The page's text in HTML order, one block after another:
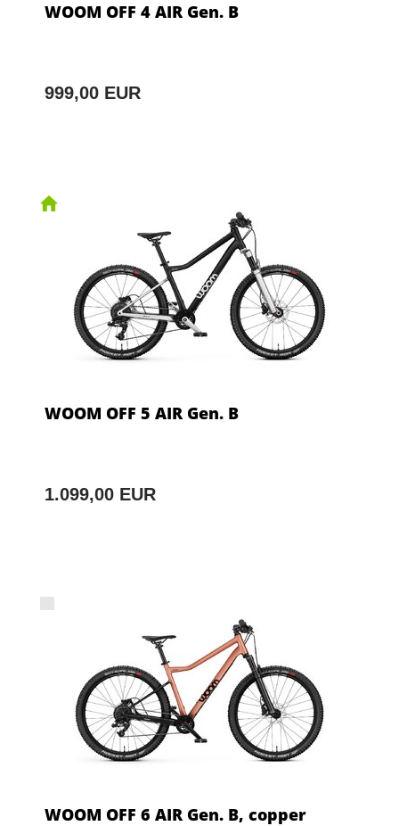
WOOM OFF 4 AIR Gen. B
999,00 EUR
WOOM OFF 5 AIR Gen. B
1.099,00 EUR
WOOM OFF 6 AIR Gen. B, copper